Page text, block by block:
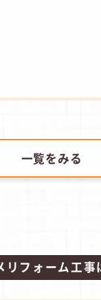
一覧をみる
リフォーム工事